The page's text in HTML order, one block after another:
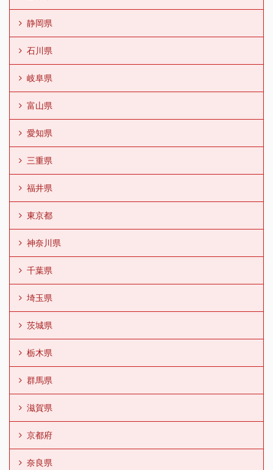
静岡県
石川県
岐阜県
富山県
愛知県
三重県
福井県
東京都
神奈川県
千葉県
埼玉県
茨城県
栃木県
群馬県
滋賀県
京都府
奈良県